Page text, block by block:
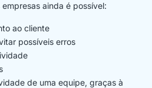
ainda é possível:
ao cliente
possíveis erros
de uma equipe, graças à